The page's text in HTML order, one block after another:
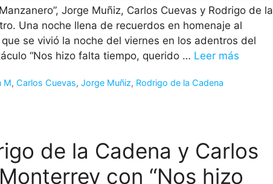
Jorge Muñiz, Carlos Cuevas y Rodrigo de la
Una noche llena de recuerdos en homenaje al
se vivió la noche del viernes en los adentros del
“Nos hizo falta tiempo, querido … Leer más
M, Carlos Cuevas,Jorge Muñiz, Rodrigo de la Cadena
de la Cadena y Carlos
con “Nos hizo